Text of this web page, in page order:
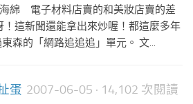
海綿 電子材料店賣的和美妝店賣的差
！這新聞還能拿出來炒喔！都這麼多年
森的「網路追追追」單元。 文...
蛋 2007-06-05 · 14,102 次閱讀